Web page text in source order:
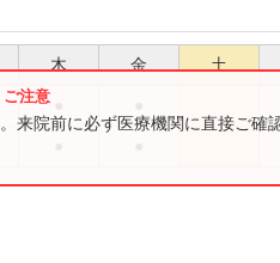
木 金 土
来院前に必ず医療機関に直接ご確